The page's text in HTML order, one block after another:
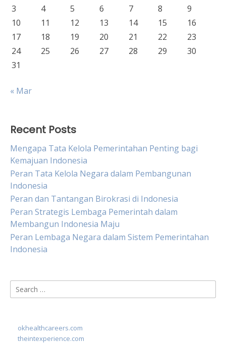
3 4 5 6 7 8
9
10
11 12 13 14 15
16
17
18 19 20 21 22
23
24
25 26 27 28 29
30
31
« Mar
Recent Posts
Mengapa Tata Kelola Pemerintahan Penting bagi
Kemajuan Indonesia
Peran Tata Kelola Negara dalam Pembangunan
Indonesia
Peran dan Tantangan Birokrasi di Indonesia
Peran Strategis Lembaga Pemerintah dalam
Membangun Indonesia Maju
Peran Lembaga Negara dalam Sistem Pemerintahan
Indonesia
Search
for:
okhealthcareers.com
theintexperience.com